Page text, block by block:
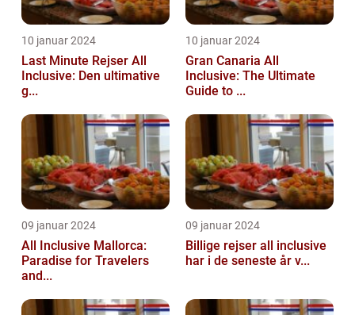
10 januar 2024
Last Minute Rejser All
Inclusive: Den ultimative
g...
10 januar 2024
Gran Canaria All
Inclusive: The Ultimate
Guide to ...
09 januar 2024
All Inclusive Mallorca:
Paradise for Travelers
and...
09 januar 2024
Billige rejser all inclusive
har i de seneste år v...